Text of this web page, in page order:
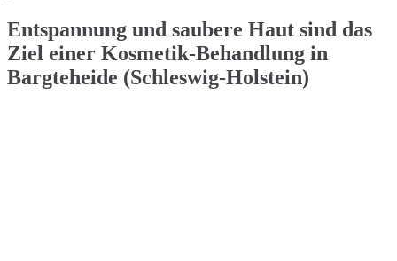
Entspannung und saubere Haut sind das
Ziel einer Kosmetik-Behandlung in
Bargteheide (Schleswig-Holstein)